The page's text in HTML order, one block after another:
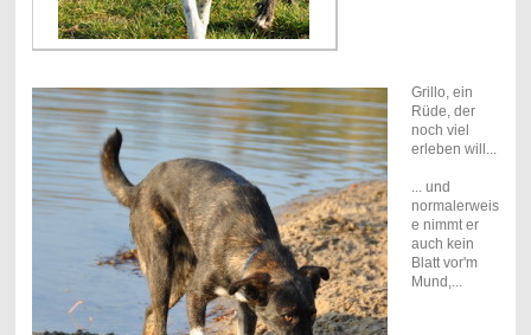
Grillo, ein
Rüde, der
noch viel
erleben will...
... und
normalerweis
e nimmt er
auch kein
Blatt vor'm
Mund,...